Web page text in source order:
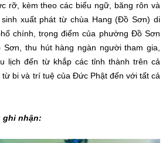
rỡ, kèm theo các biểu ngữ, băng rôn và
xuất phát từ chùa Hang (Đồ Sơn) di
chính, trọng điểm của phường Đồ Sơn
thu hút hàng ngàn người tham gia,
lịch đến từ khắp các tỉnh thành trên cả
bi và trí tuệ của Đức Phật đến với tất cả
ghi nhận: